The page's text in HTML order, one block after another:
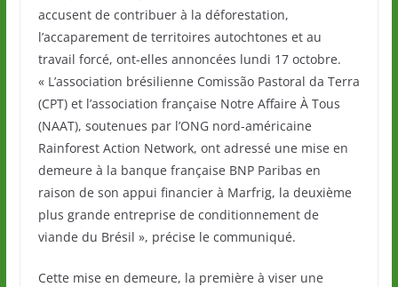
accusent de contribuer à la déforestation,
l’accaparement de territoires autochtones et au
travail forcé, ont-elles annoncées lundi 17 octobre.
« L’association brésilienne Comissão Pastoral da Terra
(CPT) et l’association française Notre Affaire À Tous
(NAAT), soutenues par l’ONG nord-américaine
Rainforest Action Network, ont adressé une mise en
demeure à la banque française BNP Paribas en
raison de son appui financier à Marfrig, la deuxième
plus grande entreprise de conditionnement de
viande du Brésil », précise le communiqué.
Cette mise en demeure, la première à viser une